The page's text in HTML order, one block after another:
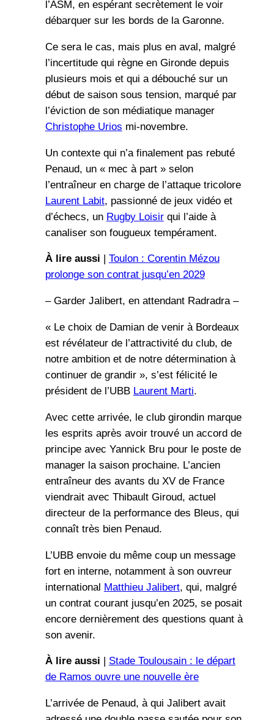
l’ASM, en espérant secrètement le voir
débarquer sur les bords de la Garonne.
Ce sera le cas, mais plus en aval, malgré
l’incertitude qui règne en Gironde depuis
plusieurs mois et qui a débouché sur un
début de saison sous tension, marqué par
l’éviction de son médiatique manager
Christophe Urios mi-novembre.
Un contexte qui n’a finalement pas rebuté
Penaud, un « mec à part » selon
l’entraîneur en charge de l’attaque tricolore
Laurent Labit, passionné de jeux vidéo et
d’échecs, un Rugby Loisirqui l’aide à
canaliser son fougueux tempérament.
À lire aussi
Toulon : Corentin Mézou
prolonge son contrat jusqu’en 2029
– Garder Jalibert, en attendant Radradra –
« Le choix de Damian de venir à Bordeaux
est révélateur de l’attractivité du club, de
notre ambition et de notre détermination à
continuer de grandir », s’est félicité le
président de l’UBB Laurent Marti.
Avec cette arrivée, le club girondin marque
les esprits après avoir trouvé un accord de
principe avec Yannick Bru pour le poste de
manager la saison prochaine. L’ancien
entraîneur des avants du XV de France
viendrait avec Thibault Giroud, actuel
directeur de la performance des Bleus, qui
connaît très bien Penaud.
L’UBB envoie du même coup un message
fort en interne, notamment à son ouvreur
international Matthieu Jalibert, qui, malgré
un contrat courant jusqu’en 2025, se posait
encore dernièrement des questions quant à
son avenir.
À lire aussi
Stade Toulousain : le départ
de Ramos ouvre une nouvelle ère
L’arrivée de Penaud, à qui Jalibert avait